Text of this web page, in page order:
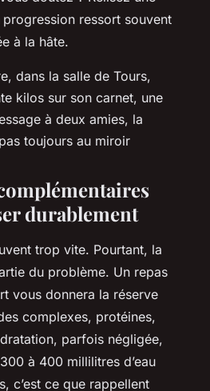
ressort souvent
à la hâte.
dans la salle de Tours,
kilos sur son carnet, une
à deux amies, la
toujours au miroir
durablement
trop vite. Pourtant, la
du problème. Un repas
vous donnera la réserve
complexes, protéines,
parfois négligée,
à 400 millilitres d’eau
c’est ce que rappellent